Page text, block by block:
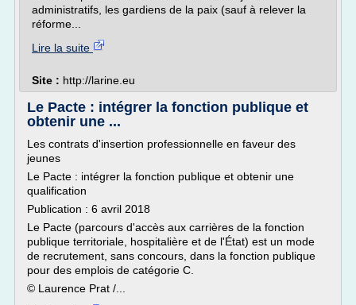
administratifs, les gardiens de la paix (sauf à relever la
réforme...
Lire la suite
Site : http://larine.eu
Le Pacte : intégrer la fonction publique et
obtenir une ...
Les contrats d'insertion professionnelle en faveur des
jeunes
Le Pacte : intégrer la fonction publique et obtenir une
qualification
Publication : 6 avril 2018
Le Pacte (parcours d'accès aux carrières de la fonction
publique territoriale, hospitalière et de l'État) est un mode
de recrutement, sans concours, dans la fonction publique
pour des emplois de catégorie C.
© Laurence Prat /...